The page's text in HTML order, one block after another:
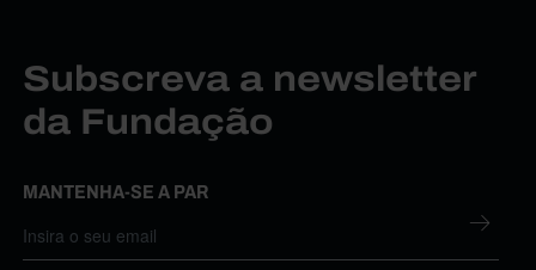
Subscreva a newsletter
da Fundação
MANTENHA-SE A PAR